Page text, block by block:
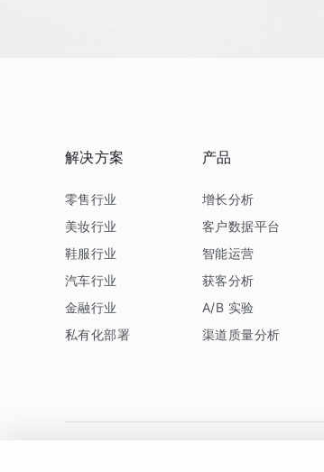
解决方案
零售行业
美妆行业
鞋服行业
汽车行业
金融行业
私有化部署
产品
增长分析
客户数据平台
智能运营
获客分析
A/B 实验
渠道质量分析